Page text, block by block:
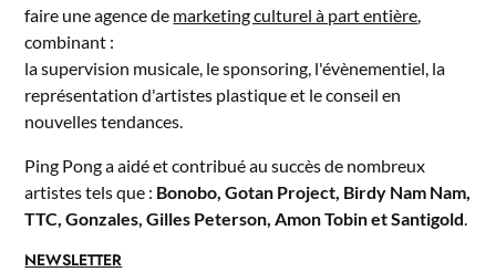
faire une agence de marketing culturel à part entière
combinant :
la supervision musicale, le sponsoring, l'évènementiel, la
représentation d'artistes plastique et le conseil en
nouvelles tendances.
Ping Pong a aidé et contribué au succès de nombreux
artistes tels que : Bonobo, Gotan Project, Birdy Nam Nam,
TTC, Gonzales, Gilles Peterson, Amon Tobin et Santigold
NEWSLETTER